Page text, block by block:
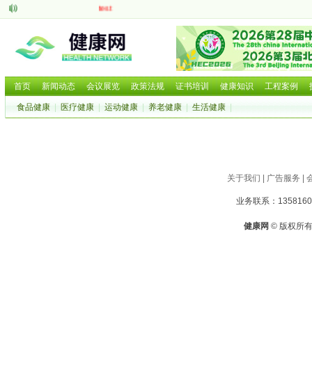
test
脑机接口的研究现状与发展前景
中医药现代化发展大有可为
呼吸道疾病如何防治国家卫健委等部门就近期流感问题回应
2025 HCE广州国际健康产业博览会
2025北京国际养老养生及大健康展览会
首页 新闻动态 会议展览 政策法规 证书培训 健康知识 工程案例
食品健康 医疗健康 运动健康 养老健康 生活健康
关于我们 广告服务 |
业务联系：
健康网 © 版权所